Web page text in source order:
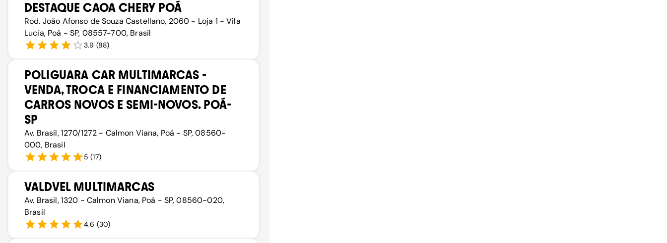
DESTAQUE CAOA CHERY POÁ
Rod. João Afonso de Souza Castellano, 2060 - Loja 1 - Vila
Lucia, Poá - SP, 08557-700, Brasil
3.9 (88)
POLIGUARA CAR MULTIMARCAS -
VENDA, TROCA E FINANCIAMENTO DE
CARROS NOVOS E SEMI-NOVOS. POÁ-
SP
Av. Brasil, 1270/1272 - Calmon Viana, Poá - SP, 08560-
000, Brasil
5 (17)
VALDVEL MULTIMARCAS
Av. Brasil, 1320 - Calmon Viana, Poá - SP, 08560-020,
Brasil
4.6 (30)